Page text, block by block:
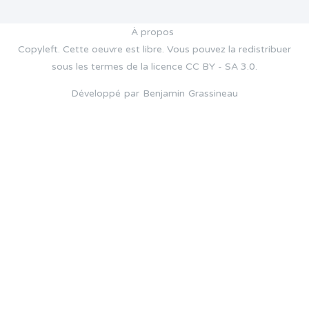
À propos
Copyleft. Cette oeuvre est libre. Vous pouvez la redistribuer
sous les termes de la licence CC BY - SA 3.0.
Développé par Benjamin Grassineau